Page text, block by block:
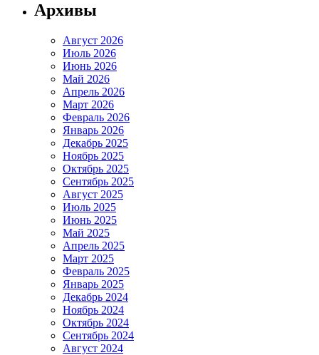
Архивы
Август 2026
Июль 2026
Июнь 2026
Май 2026
Апрель 2026
Март 2026
Февраль 2026
Январь 2026
Декабрь 2025
Ноябрь 2025
Октябрь 2025
Сентябрь 2025
Август 2025
Июль 2025
Июнь 2025
Май 2025
Апрель 2025
Март 2025
Февраль 2025
Январь 2025
Декабрь 2024
Ноябрь 2024
Октябрь 2024
Сентябрь 2024
Август 2024